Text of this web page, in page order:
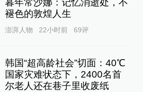
褪色的敦煌人生
澎湃人物 22小时前 69评
韩国“超高龄社会”切面：40℃
国家灾难状态下，2400名首
尔老人还在巷子里收废纸